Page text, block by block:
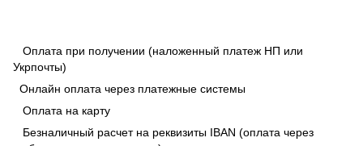
Оплата при получении (наложенный платеж НП или
Укрпочты)
Онлайн оплата через платежные системы
Оплата на карту
Безналичный расчет на реквизиты IBAN (оплата через